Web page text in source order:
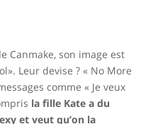
Canmake, son image est
Leur devise ? « No More
comme « Je veux
la fille Kate a du
et veut qu’on la